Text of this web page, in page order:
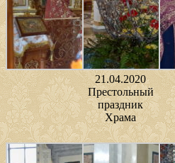
21.04.2020
Престольный
праздник
Храма